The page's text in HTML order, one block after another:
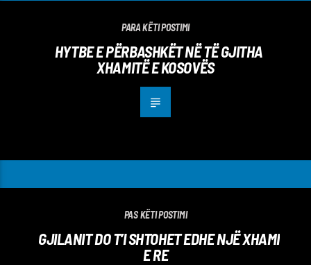
PARA KËTI POSTIMI
HYTBE E PËRBASHKËT NË TË GJITHA
XHAMITË E KOSOVËS
PAS KËTI POSTIMI
GJILANIT DO T’I SHTOHET EDHE NJË XHAMI
E RE